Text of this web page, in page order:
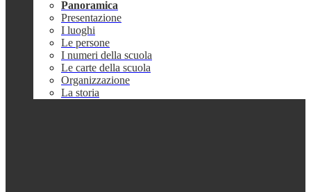
Panoramica
Presentazione
I luoghi
Le persone
I numeri della scuola
Le carte della scuola
Organizzazione
La storia